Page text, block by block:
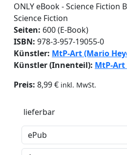
ONLY eBook - Science Fiction
Science Fiction
Seiten: 600 (E-Book)
ISBN: 978-3-957-19055-0
Künstler: MtP-Art (Mario
Künstler (Innenteil): MtP-Art
Preis: 8,99 € inkl. MwSt.
lieferbar